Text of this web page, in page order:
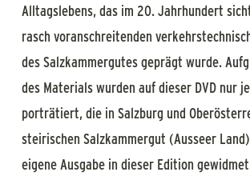
Alltagslebens, das im 20. Jahrhundert
rasch voranschreitenden
des Salzkammergutes geprägt wurde.
des Materials wurden auf dieser DVD nur
porträtiert, die in Salzburg und
steirischen Salzkammergut (Ausseer
eigene Ausgabe in dieser Edition